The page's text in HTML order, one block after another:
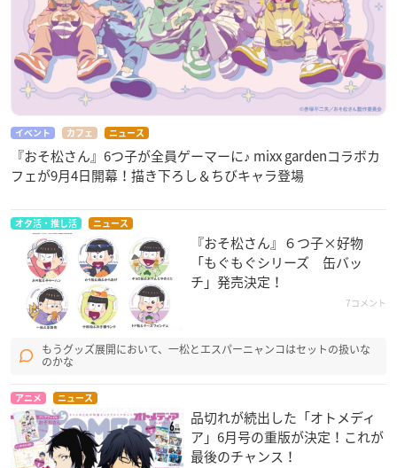
イベント カフェ ニュース
『おそ松さん』6つ子が全員ゲーマーに♪ mixx gardenコラボカ
フェが9月4日開幕！描き下ろし＆ちびキャラ登場
オタ活・推し活 ニュース
『おそ松さん』６つ子×好物
「もぐもぐシリーズ 缶バッ
チ」発売決定！
7コメント
もうグッズ展開において、一松とエスパーニャンコはセットの扱いな
のかな
アニメ ニュース
品切れが続出した「オトメディ
ア」6月号の重版が決定！これが
最後のチャンス！